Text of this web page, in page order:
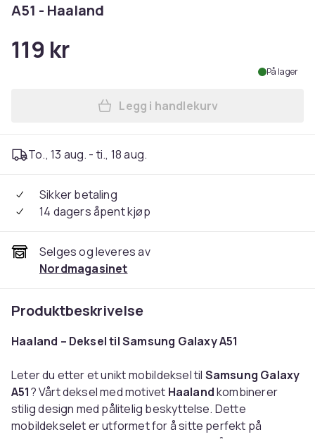
A51 - Haaland
119 kr
På lager
Legg Deksel / Mobildeksel
Legg i handlekurv
To., 13 aug. - ti., 18 aug.
Sikker betaling
14 dagers åpent kjøp
Selges og leveres av
Nordmagasinet
Produktbeskrivelse
Haaland – Deksel til Samsung Galaxy A51
Leter du etter et unikt mobildeksel til Samsung Galaxy
A51? Vårt deksel med motivet Haalandkombinerer
stilig design med pålitelig beskyttelse. Dette
mobildekselet er utformet for å sitte perfekt på